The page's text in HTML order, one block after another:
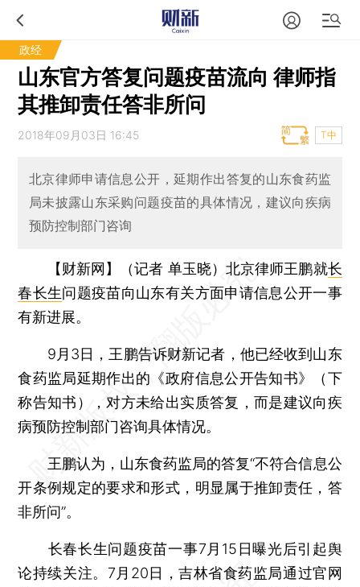
政经
山东官方答复问题疫苗流向 律师指
其推卸责任答非所问
2018年09月03日 16:45 T中
北京律师申请信息公开，延期作出答复的山东食药监
局未披露山东采购问题疫苗的具体情况，建议向疾病
预防控制部门咨询
【财新网】（记者 单玉晓） 北京律师王鹏就长
春长生问题疫苗向山东有关方面申请信息公开一事
有新进展。
9月3日，王鹏告诉财新记者，他已经收到山东
食药监局延期作出的《政府信息公开告知书》（下
称告知书），对方未给出实质答复，而是建议向疾
病预防控制部门咨询具体情况。
王鹏认为，山东食药监局的答复“不符合信息公
开条例规定的要求和形式，明显属于推卸责任，答
非所问”。
长春长生问题疫苗一事7月15日曝光后引起舆
论持续关注。7月20日，吉林省食药监局通过官网